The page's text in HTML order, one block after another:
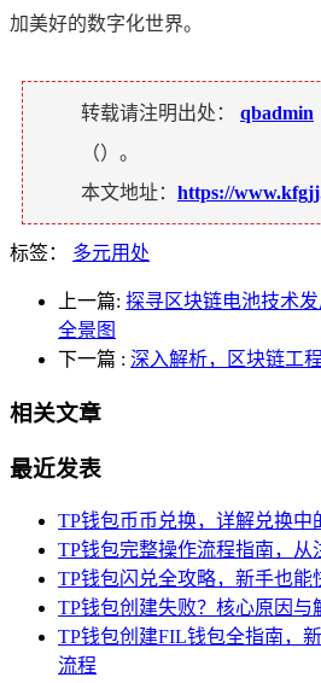
加美好的数字化世界。
转载请注明出处： qbadmin
（）。
本文地址： https://
标签： 多元用处
上一篇: 探寻区块链电池技术
全景图
下一篇 : 深入解析，区块链工
相关文章
最近发表
TP钱包币币兑换，详解兑换中
TP钱包完整操作流程指南，
TP钱包闪兑全攻略，新手也
TP钱包创建失败？核心原因与
TP钱包创建FIL钱包全指南，
流程